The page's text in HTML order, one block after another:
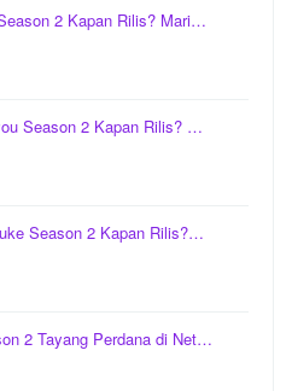
2 Kapan Rilis? Mari…
Season 2 Kapan Rilis? …
Season 2 Kapan Rilis?…
2 Tayang Perdana di Net…